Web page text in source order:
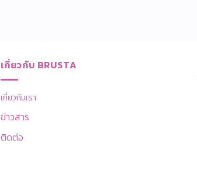
เกี่ยวกับ BRUSTA
เกี่ยวกับเรา
ข่าวสาร
ติดต่อ